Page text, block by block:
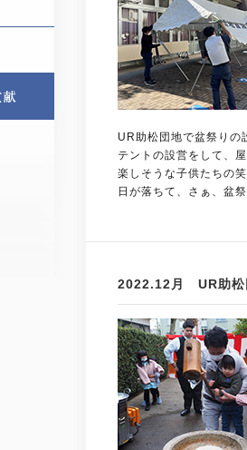
UR助松団地で盆祭りの
テントの設営をして、
楽しそうな子供たちの
日が落ちて、さぁ、盆
2022.12月 UR助松